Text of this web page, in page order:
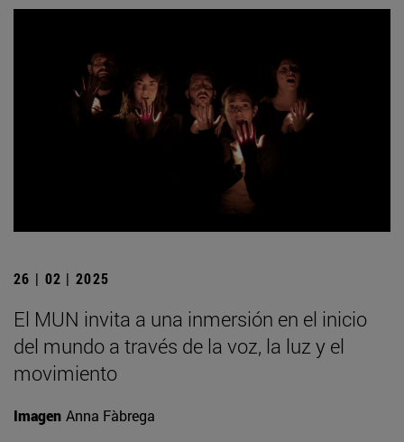
26 | 02 | 2025
El MUN invita a una inmersión en el inicio
del mundo a través de la voz, la luz y el
movimiento
Imagen Anna Fàbrega